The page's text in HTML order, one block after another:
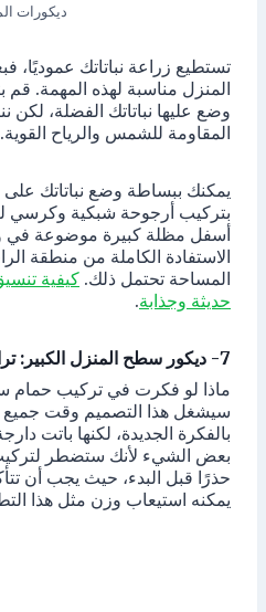
ديكورات
تستطيع زراعة نباتاتك
المنزل مناسبة لهذه المهمة.
وضع عليها نباتاتك الفضلة، لكن
المقاومة للشمس والرياح القوية.
يمكنك ببساطة وضع نباتاتك
بتركيب أرجوحة شبكية وكرسي
أسفل مظلة كبيرة موضوعة في
الاستفادة الكاملة من منطقة
المساحة تحتمل ذلك. كيفية
حديثة وجذابة.
7- ديكور سطح المنزل الكبير: تراس على السطح مع سبا
ماذا لو فكرت في تركيب
سيشغل هذا التصميم وقت جميع
بالفكرة الجديدة، لكنها باتت
بعض الشيء لأنك ستضطر
حذرًا قبل البدء، حيث يجب أن
يمكنه استيعاب وزن مثل هذا